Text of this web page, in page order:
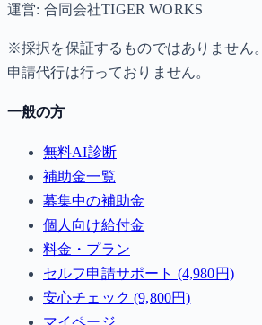
運営: 合同会社TIGER WORKS
※採択を保証するものではありません。
申請代行は行っておりません。
一般の方
無料AI診断
補助金一覧
募集中の補助金
個人向け給付金
料金・プラン
セルフ申請サポート (4,980円)
安心チェック (9,800円)